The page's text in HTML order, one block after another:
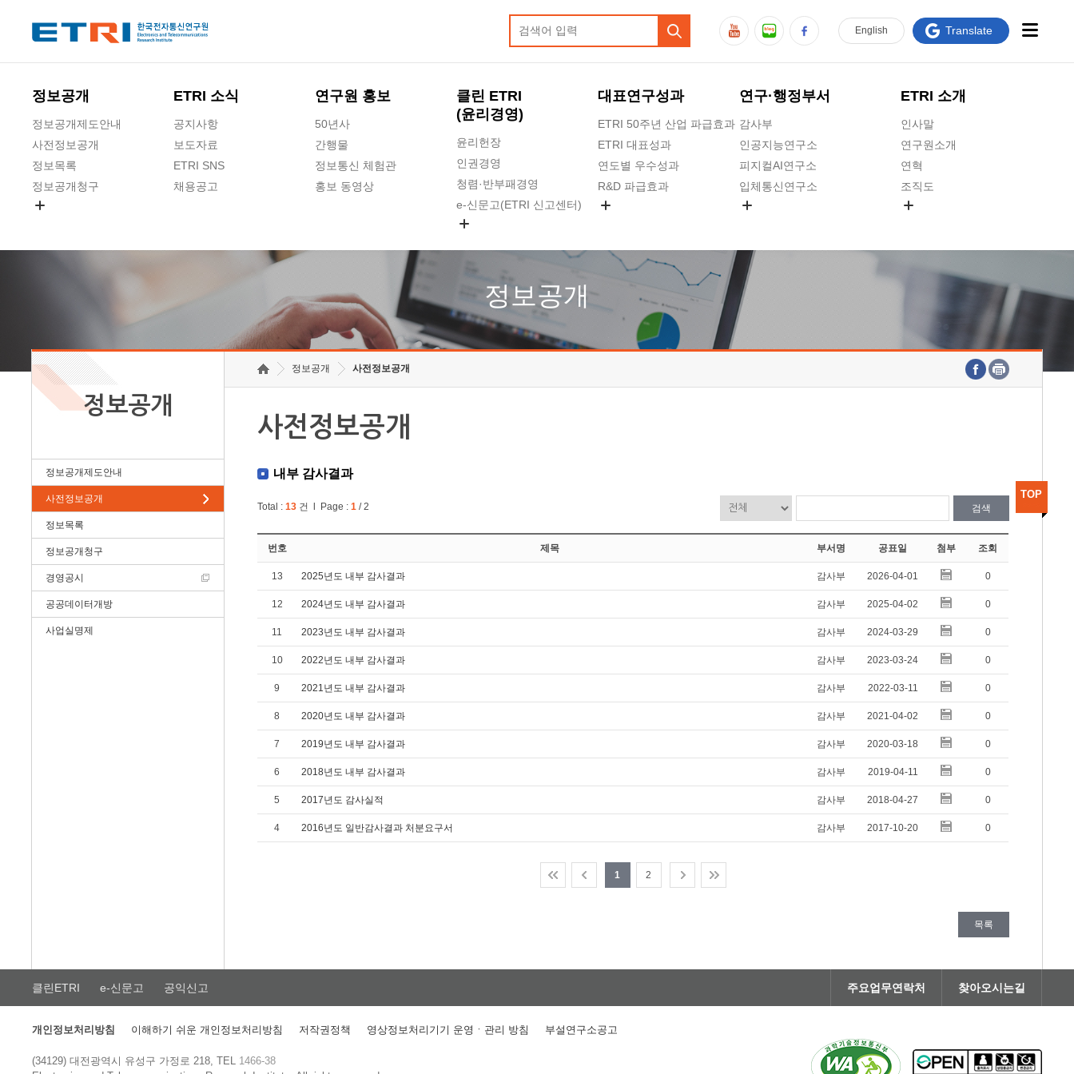
정보공개
정보공개제도안내
사전정보공개
정보목록
정보공개청구
ETRI 소식
공지사항
보도자료
ETRI SNS
채용공고
연구원 홍보
50년사
간행물
정보통신 체험관
홍보 동영상
클린 ETRI
(윤리경영)
윤리헌장
인권경영
청렴·반부패경영
e-신문고(ETRI 신고센터)
청렴포털 신고
고객의소리
수의계약 현황
부패징계 현황
감사결과공개
대표연구성과
ETRI 50주년 산업 파급효과
ETRI 대표성과
연도별 우수성과
R&D 파급효과
연구·행정부서
감사부
인공지능연구소
피지컬AI연구소
입체통신연구소
ICT전략연구소
인공지능안전연구소
우주항공반도체전략연구단
대경권연구본부
호남권연구본부
기획본부
ETRI 소개
인사말
연구원소개
연혁
조직도
연구원 고객헌장
ETRI CI
찾아오시는길
English Translate
정보공개
정보공개
정보공개제도안내
사전정보공개
정보목록
정보공개청구
경영공시
공공데이터개방
사업실명제
정보공개 사전정보공개
사전정보공개
내부 감사결과
Total :13 건 l Page :1 / 2 검색
번호 제목 부서명 공표일 첨부 조회
13 2025년도 내부 감사결과 감사부 2026-04-01 0
12 2024년도 내부 감사결과 감사부 2025-04-02 0
11 2023년도 내부 감사결과 감사부 2024-03-29 0
10 2022년도 내부 감사결과 감사부 2023-03-24 0
9 2021년도 내부 감사결과 감사부 2022-03-11 0
8 2020년도 내부 감사결과 감사부 2021-04-02 0
7 2019년도 내부 감사결과 감사부 2020-03-18 0
6 2018년도 내부 감사결과 감사부 2019-04-11 0
5 2017년도 감사실적 감사부 2018-04-27 0
4 2016년도 일반감사결과 처분요구서 감사부 2017-10-20 0
1 2
목록
TOP
클린ETRI e-신문고 공익신고 주요업무연락처 찾아오시는길
개인정보처리방침 이해하기 쉬운 개인정보처리방침 저작권정책 영상정보처리기기 운영ㆍ관리 방침 부설연구소공고
(34129) 대전광역시 유성구 가정로 218, TEL 1466-38